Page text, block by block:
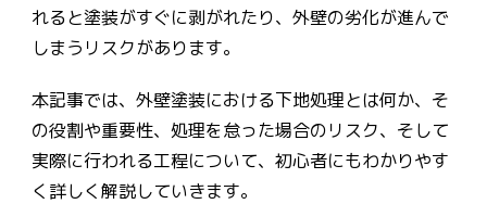
れると塗装がすぐに剥がれたり、外壁の劣化が進んで
しまうリスクがあります。
本記事では、外壁塗装における下地処理とは何か、そ
の役割や重要性、処理を怠った場合のリスク、そして
実際に行われる工程について、初心者にもわかりやす
く詳しく解説していきます。